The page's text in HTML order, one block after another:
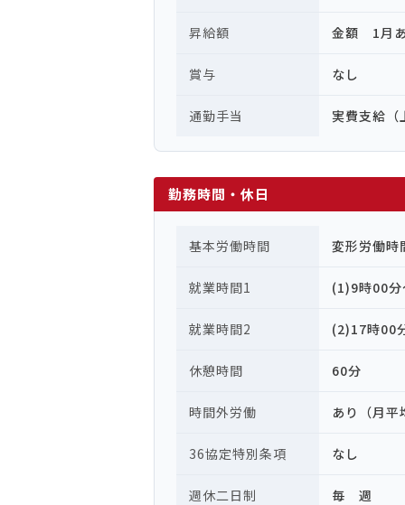
昇給額 金額 1月あ
賞与 なし
通勤手当 実費支給（
勤務時間・休日
基本労働時間 変形労働時
就業時間1 (1)9時00
就業時間2 (2)17時00
休憩時間 60分
時間外労働 あり（月
36協定特別条項 なし
週休二日制 毎 週